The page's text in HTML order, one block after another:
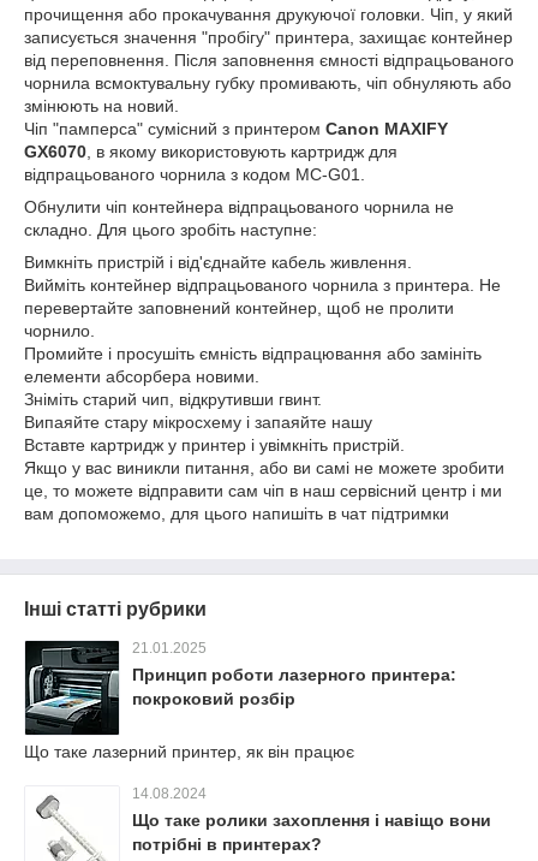
прочищення або прокачування друкуючої головки. Чіп, у який
записується значення "пробігу" принтера, захищає контейнер
від переповнення. Після заповнення ємності відпрацьованого
чорнила всмоктувальну губку промивають, чіп обнуляють або
змінюють на новий.
Чіп "памперса" сумісний з принтером Canon MAXIFY
GX6070 , в якому використовують картридж для
відпрацьованого чорнила з кодом MC-G01.
Обнулити чіп контейнера відпрацьованого чорнила не
складно. Для цього зробіть наступне:
Вимкніть пристрій і від'єднайте кабель живлення.
Вийміть контейнер відпрацьованого чорнила з принтера. Не
перевертайте заповнений контейнер, щоб не пролити
чорнило.
Промийте і просушіть ємність відпрацювання або замініть
елементи абсорбера новими.
Зніміть старий чип, відкрутивши гвинт.
Випаяйте стару мікросхему і запаяйте нашу
Вставте картридж у принтер і увімкніть пристрій.
Якщо у вас виникли питання, або ви самі не можете зробити
це, то можете відправити сам чіп в наш сервісний центр і ми
вам допоможемо, для цього напишіть в чат підтримки
Інші статті рубрики
21.01.2025
Принцип роботи лазерного принтера:
покроковий розбір
Що таке лазерний принтер, як він працює
14.08.2024
Що таке ролики захоплення і навіщо вони
потрібні в принтерах?